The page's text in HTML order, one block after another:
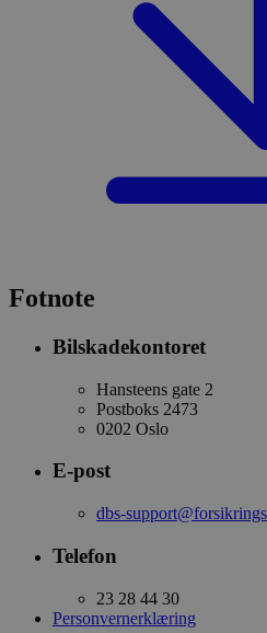
Fotnote
Bilskadekontoret
Hansteens gate 2
Postboks 2473
0202 Oslo
E-post
dbs-
Telefon
23 28 44 30
Personvernerklæring